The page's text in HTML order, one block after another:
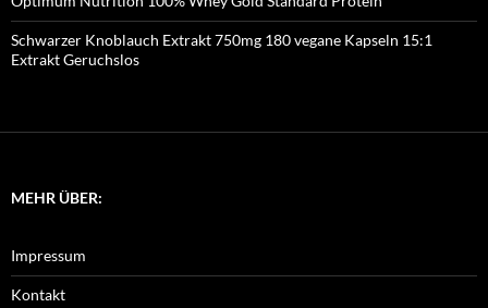
Schwarzer Knoblauch Extrakt 750mg 180 vegane Kapseln 15:1
Extrakt Geruchslos
MEHR ÜBER:
Impressum
Kontakt